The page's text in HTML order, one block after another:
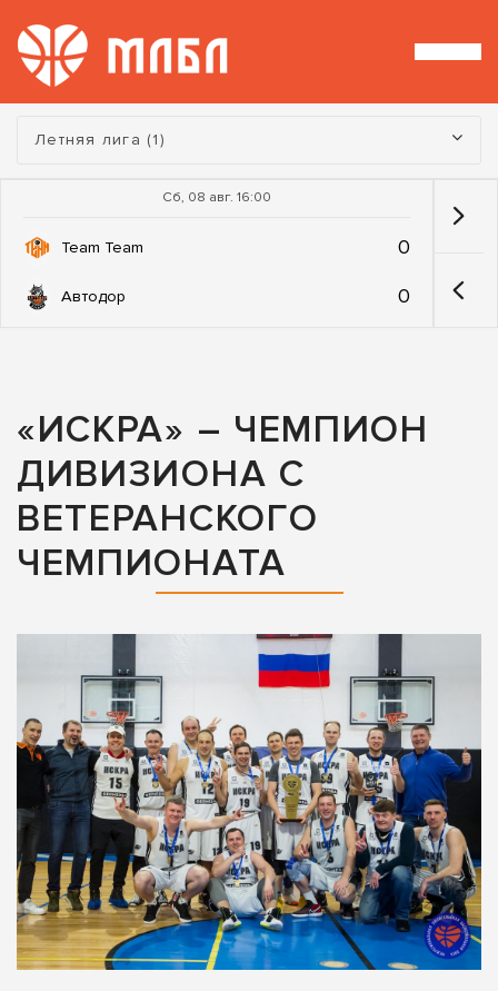
Турнир:
Летняя лига (1)
Сб, 08 авг. 16:00
Team Team 0
Автодор 0
«ИСКРА» – ЧЕМПИОН
ДИВИЗИОНА С
ВЕТЕРАНСКОГО
ЧЕМПИОНАТА